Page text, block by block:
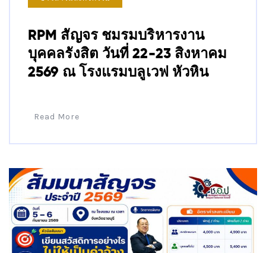
RPM สัญจร ชมรมบริหารงาน
บุคคลรังสิต วันที่ 22-23 สิงหาคม
2569 ณ โรงแรมบลูเวฟ หัวหิน
Read More